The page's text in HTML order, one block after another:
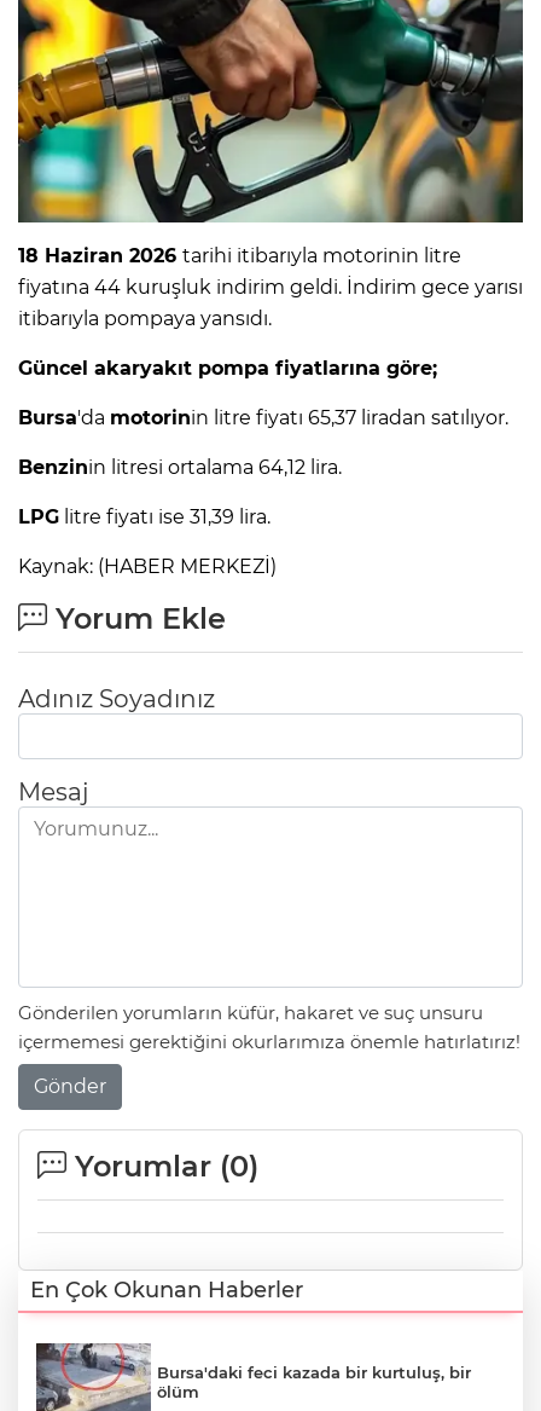
18 Haziran 2026 tarihi itibarıyla motorinin litre
fiyatına 44 kuruşluk indirim geldi. İndirim gece yarısı
itibarıyla pompaya yansıdı.
Güncel akaryakıt pompa fiyatlarına göre;
Bursa'da motorinin litre fiyatı 65,37 liradan satılıyor.
Benzinin litresi ortalama 64,12 lira.
LPG litre fiyatı ise 31,39 lira.
Kaynak: (HABER MERKEZİ)
Yorum Ekle
Adınız Soyadınız
Mesaj
Gönderilen yorumların küfür, hakaret ve suç unsuru
içermemesi gerektiğini okurlarımıza önemle hatırlatırız!
Gönder
Yorumlar (0)
En Çok Okunan Haberler
Bursa'daki feci kazada bir kurtuluş, bir
ölüm